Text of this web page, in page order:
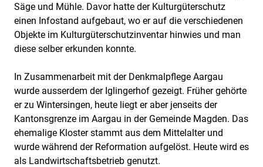
Säge und Mühle. Davor hatte der Kulturgüterschutz
einen Infostand aufgebaut, wo er auf die verschiedenen
Objekte im Kulturgüterschutzinventar hinwies und man
diese selber erkunden konnte.
In Zusammenarbeit mit der Denkmalpflege Aargau
wurde ausserdem der Iglingerhof gezeigt. Früher gehörte
er zu Wintersingen, heute liegt er aber jenseits der
Kantonsgrenze im Aargau in der Gemeinde Magden. Das
ehemalige Kloster stammt aus dem Mittelalter und
wurde während der Reformation aufgelöst. Heute wird es
als Landwirtschaftsbetrieb genutzt.